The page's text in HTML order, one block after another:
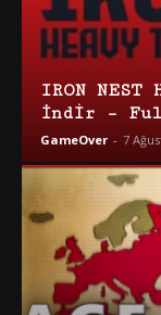
IRON
İndir –
GameOver - 7